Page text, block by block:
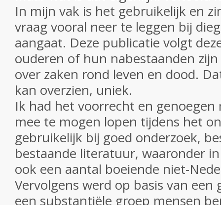
In mijn vak is het gebruikelijk en
vraag vooral neer te leggen bij
aangaat. Deze publicatie volgt
ouderen of hun nabestaanden
over zaken rond leven en dood.
kan overzien, uniek.
Ik had het voorrecht en
mee te mogen lopen tijdens het
gebruikelijk bij goed onderzoek,
bestaande literatuur, waaronder
ook een aantal boeiende niet-
Vervolgens werd op basis van
een substantiële groep mensen